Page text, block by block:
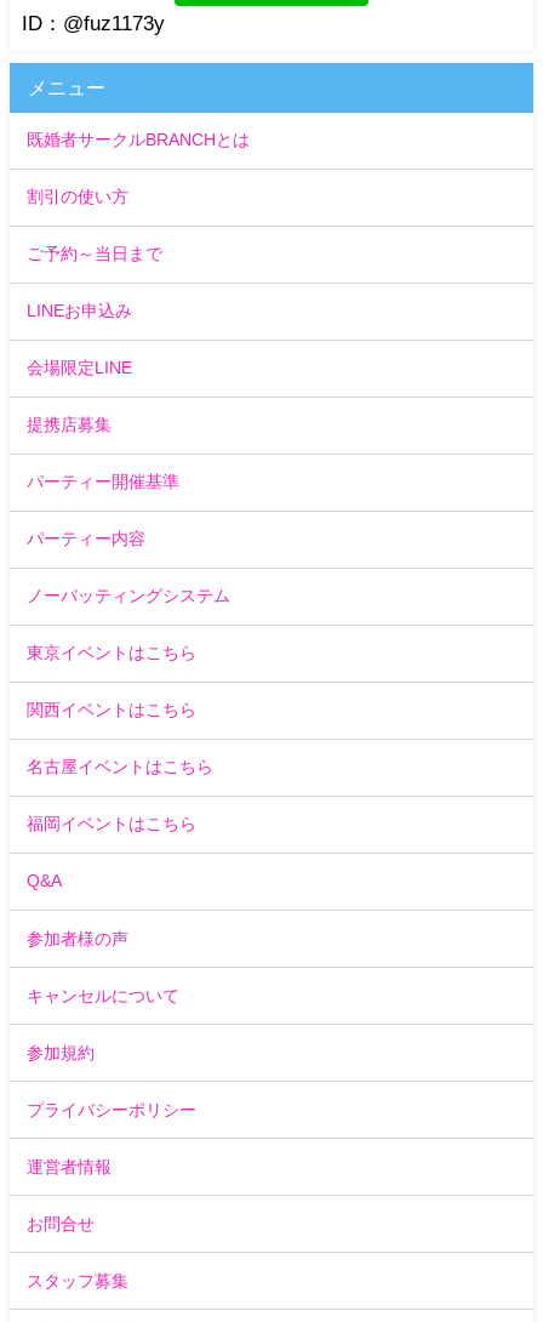
ID：@fuz1173y
メニュー
既婚者サークルBRANCHとは
割引の使い方
ご予約～当日まで
LINEお申込み
会場限定LINE
提携店募集
パーティー開催基準
パーティー内容
ノーバッティングシステム
東京イベントはこちら
関西イベントはこちら
名古屋イベントはこちら
福岡イベントはこちら
Q&A
参加者様の声
キャンセルについて
参加規約
プライバシーポリシー
運営者情報
お問合せ
スタッフ募集